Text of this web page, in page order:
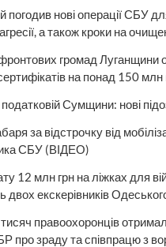
погодив нові операції СБУ
агресії, а також кроки на
громад Луганщини
на понад 150
Сумщини: нові
за відстрочку від
СБУ (ВІДЕО)
12 млн грн на ліжках для
двох екскерівників
правоохоронців
про зраду та співпрацю з